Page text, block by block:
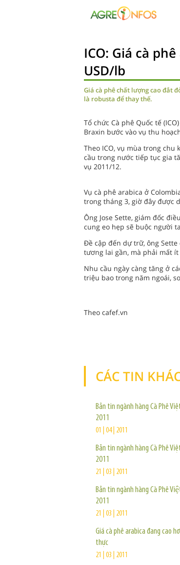
ICO: Giá cà
USD/lb
Giá cà phê chất lượng cao đắt
là robusta để thay thế.
Tổ chức Cà phê Quốc tế
Braxin bước vào vụ thu
Theo ICO, vụ mùa trong
cầu trong nước tiếp tục gia
vụ 2011/12.
Vụ cà phê arabica ở
trong tháng 3, giờ đây được
Ông Jose Sette, giám đốc
cung eo hẹp sẽ buộc người
Đề cập đến dự trữ, ông
tương lai gần, mà phải mất
Nhu cầu ngày càng tăng ở
triệu bao trong năm ngoái,
Theo cafef.vn
CÁC TIN
Bản tin ngành hàng Cà Phê
2011
01 | 04 | 2011
Bản tin ngành hàng Cà Phê
2011
21 | 03 | 2011
Bản tin ngành hàng Cà Phê
2011
21 | 03 | 2011
Giá cà phê arabica đang cao
thực
21 | 03 | 2011